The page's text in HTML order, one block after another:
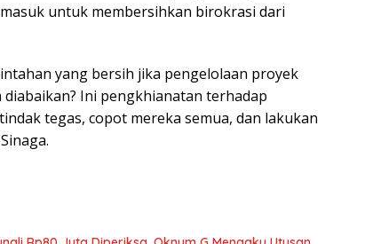
untuk membersihkan birokrasi dari
yang bersih jika pengelolaan proyek
Ini pengkhianatan terhadap
tegas, copot mereka semua, dan lakukan